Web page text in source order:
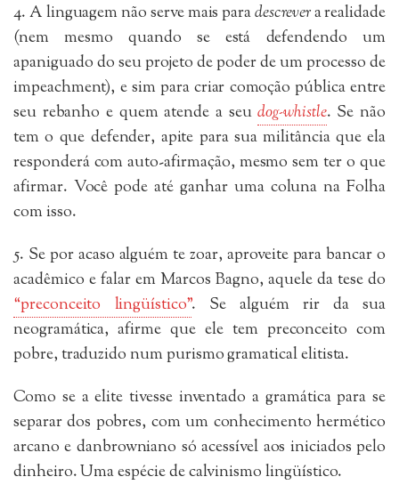
4. A linguagem não serve mais paradescrevera realidade
(nem mesmo quando se está defendendo um
apaniguado do seu projeto de poder de um processo de
impeachment), e sim para criar comoção pública entre
seu rebanho e quem atende a seudog-whistle. Se não
tem o que defender, apite para sua militância que ela
responderá com auto-afirmação, mesmo sem ter o que
afirmar. Você pode até ganhar uma coluna na Folha
com isso.
5. Se por acaso alguém te zoar, aproveite para bancar o
acadêmico e falar em Marcos Bagno, aquele da tese do
“preconceito lingüístico”. Se alguém rir da sua
neogramática, afirme que ele tem preconceito com
pobre, traduzido num purismo gramatical elitista.
Como se a elite tivesse inventado a gramática para se
separar dos pobres, com um conhecimento hermético
arcano e danbrowniano só acessível aos iniciados pelo
dinheiro. Uma espécie de calvinismo lingüístico.